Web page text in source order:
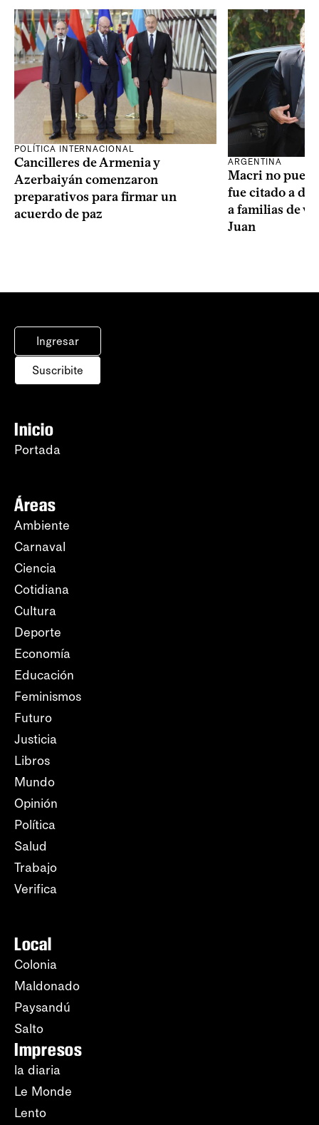
POLÍTICA INTERNACIONAL
Cancilleres de Armenia y
Azerbaiyán comenzaron
preparativos para firmar un
acuerdo de paz
ARGENTINA
Macri no
fue citado a
a familias de
Juan
Ingresar
Suscribite
Inicio
Portada
Áreas
Ambiente
Carnaval
Ciencia
Cotidiana
Cultura
Deporte
Economía
Educación
Feminismos
Futuro
Justicia
Libros
Mundo
Opinión
Política
Salud
Trabajo
Verifica
Local
Colonia
Maldonado
Paysandú
Salto
Impresos
la diaria
Le Monde
Lento